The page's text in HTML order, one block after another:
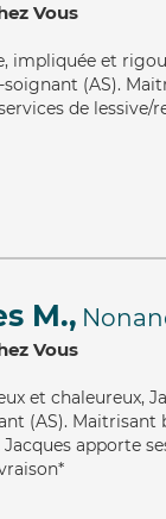
Vous
, impliquée et
(AS).
de
M.,
Vous
et chaleureux,
(AS). Maitrisant
apporte